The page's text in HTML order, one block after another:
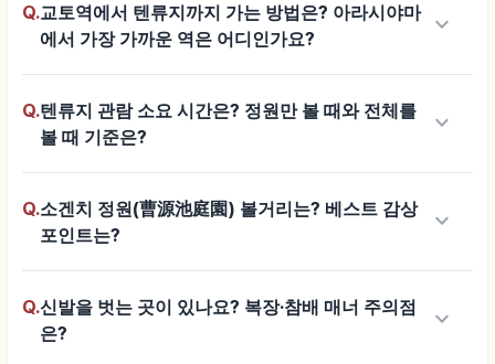
Q.교토역에서 텐류지까지 가는 방법은? 아라시야마
에서 가장 가까운 역은 어디인가요?
keyboard_arrow_down
Q.텐류지 관람 소요 시간은? 정원만 볼 때와 전체를
볼 때 기준은?
keyboard_arrow_down
Q.소겐치 정원(曹源池庭園) 볼거리는? 베스트 감상
포인트는?
keyboard_arrow_down
Q.신발을 벗는 곳이 있나요? 복장·참배 매너 주의점
은?
keyboard_arrow_down